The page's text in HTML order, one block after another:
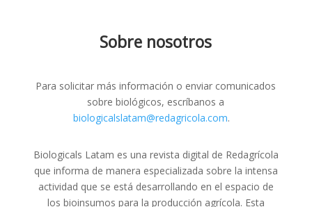
Sobre nosotros
Para solicitar más información o enviar comunicados
sobre biológicos, escríbanos a
biologicalslatam@redagricola.com.
Biologicals Latam es una revista digital de Redagrícola
que informa de manera especializada sobre la intensa
actividad que se está desarrollando en el espacio de
los bioinsumos para la producción agrícola. Esta